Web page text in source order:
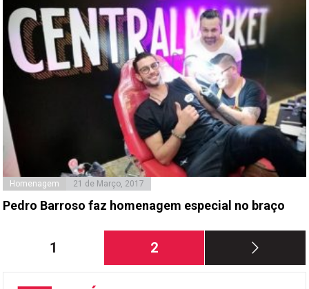
Homenagem 21 de Março, 2017
Pedro Barroso faz homenagem especial no braço
Paginação
Página
1 Página
2